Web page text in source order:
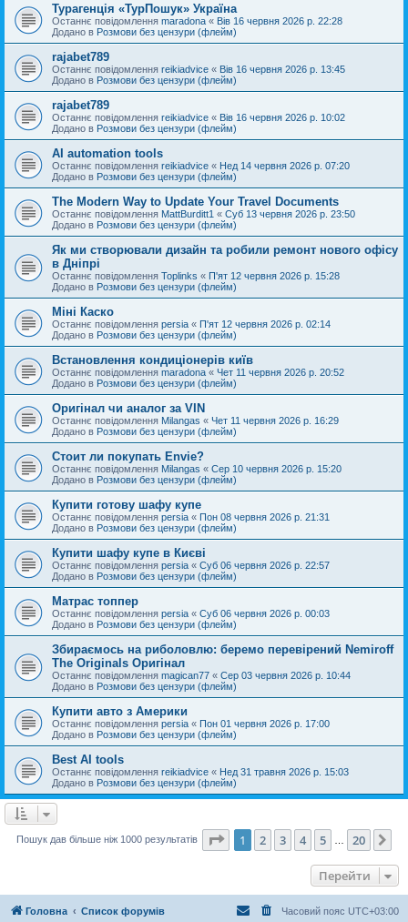
Турагенція «ТурПошук» Україна
Останнє повідомлення maradona « Вів 16 червня 2026 р. 22:28
Додано в Розмови без цензури (флейм)
rajabet789
Останнє повідомлення reikiadvice « Вів 16 червня 2026 р. 13:45
Додано в Розмови без цензури (флейм)
rajabet789
Останнє повідомлення reikiadvice « Вів 16 червня 2026 р. 10:02
Додано в Розмови без цензури (флейм)
AI automation tools
Останнє повідомлення reikiadvice « Нед 14 червня 2026 р. 07:20
Додано в Розмови без цензури (флейм)
The Modern Way to Update Your Travel Documents
Останнє повідомлення MattBurditt1 « Суб 13 червня 2026 р. 23:50
Додано в Розмови без цензури (флейм)
Як ми створювали дизайн та робили ремонт нового офісу
в Дніпрі
Останнє повідомлення Toplinks « П'ят 12 червня 2026 р. 15:28
Додано в Розмови без цензури (флейм)
Міні Каско
Останнє повідомлення persia « П'ят 12 червня 2026 р. 02:14
Додано в Розмови без цензури (флейм)
Встановлення кондиціонерів київ
Останнє повідомлення maradona « Чет 11 червня 2026 р. 20:52
Додано в Розмови без цензури (флейм)
Оригінал чи аналог за VIN
Останнє повідомлення Milangas « Чет 11 червня 2026 р. 16:29
Додано в Розмови без цензури (флейм)
Стоит ли покупать Envie?
Останнє повідомлення Milangas « Сер 10 червня 2026 р. 15:20
Додано в Розмови без цензури (флейм)
Купити готову шафу купе
Останнє повідомлення persia « Пон 08 червня 2026 р. 21:31
Додано в Розмови без цензури (флейм)
Купити шафу купе в Києві
Останнє повідомлення persia « Суб 06 червня 2026 р. 22:57
Додано в Розмови без цензури (флейм)
Матрас топпер
Останнє повідомлення persia « Суб 06 червня 2026 р. 00:03
Додано в Розмови без цензури (флейм)
Збираємось на риболовлю: беремо перевірений Nemiroff
The Originals Оригінал
Останнє повідомлення magican77 « Сер 03 червня 2026 р. 10:44
Додано в Розмови без цензури (флейм)
Купити авто з Америки
Останнє повідомлення persia « Пон 01 червня 2026 р. 17:00
Додано в Розмови без цензури (флейм)
Best AI tools
Останнє повідомлення reikiadvice « Нед 31 травня 2026 р. 15:03
Додано в Розмови без цензури (флейм)
Пошук дав більше ніж 1000 результатів Сторінка 1 20
1 2 3 4 5 20
Перейти
Головна Список форумів Часовий пояс UTC+03:00